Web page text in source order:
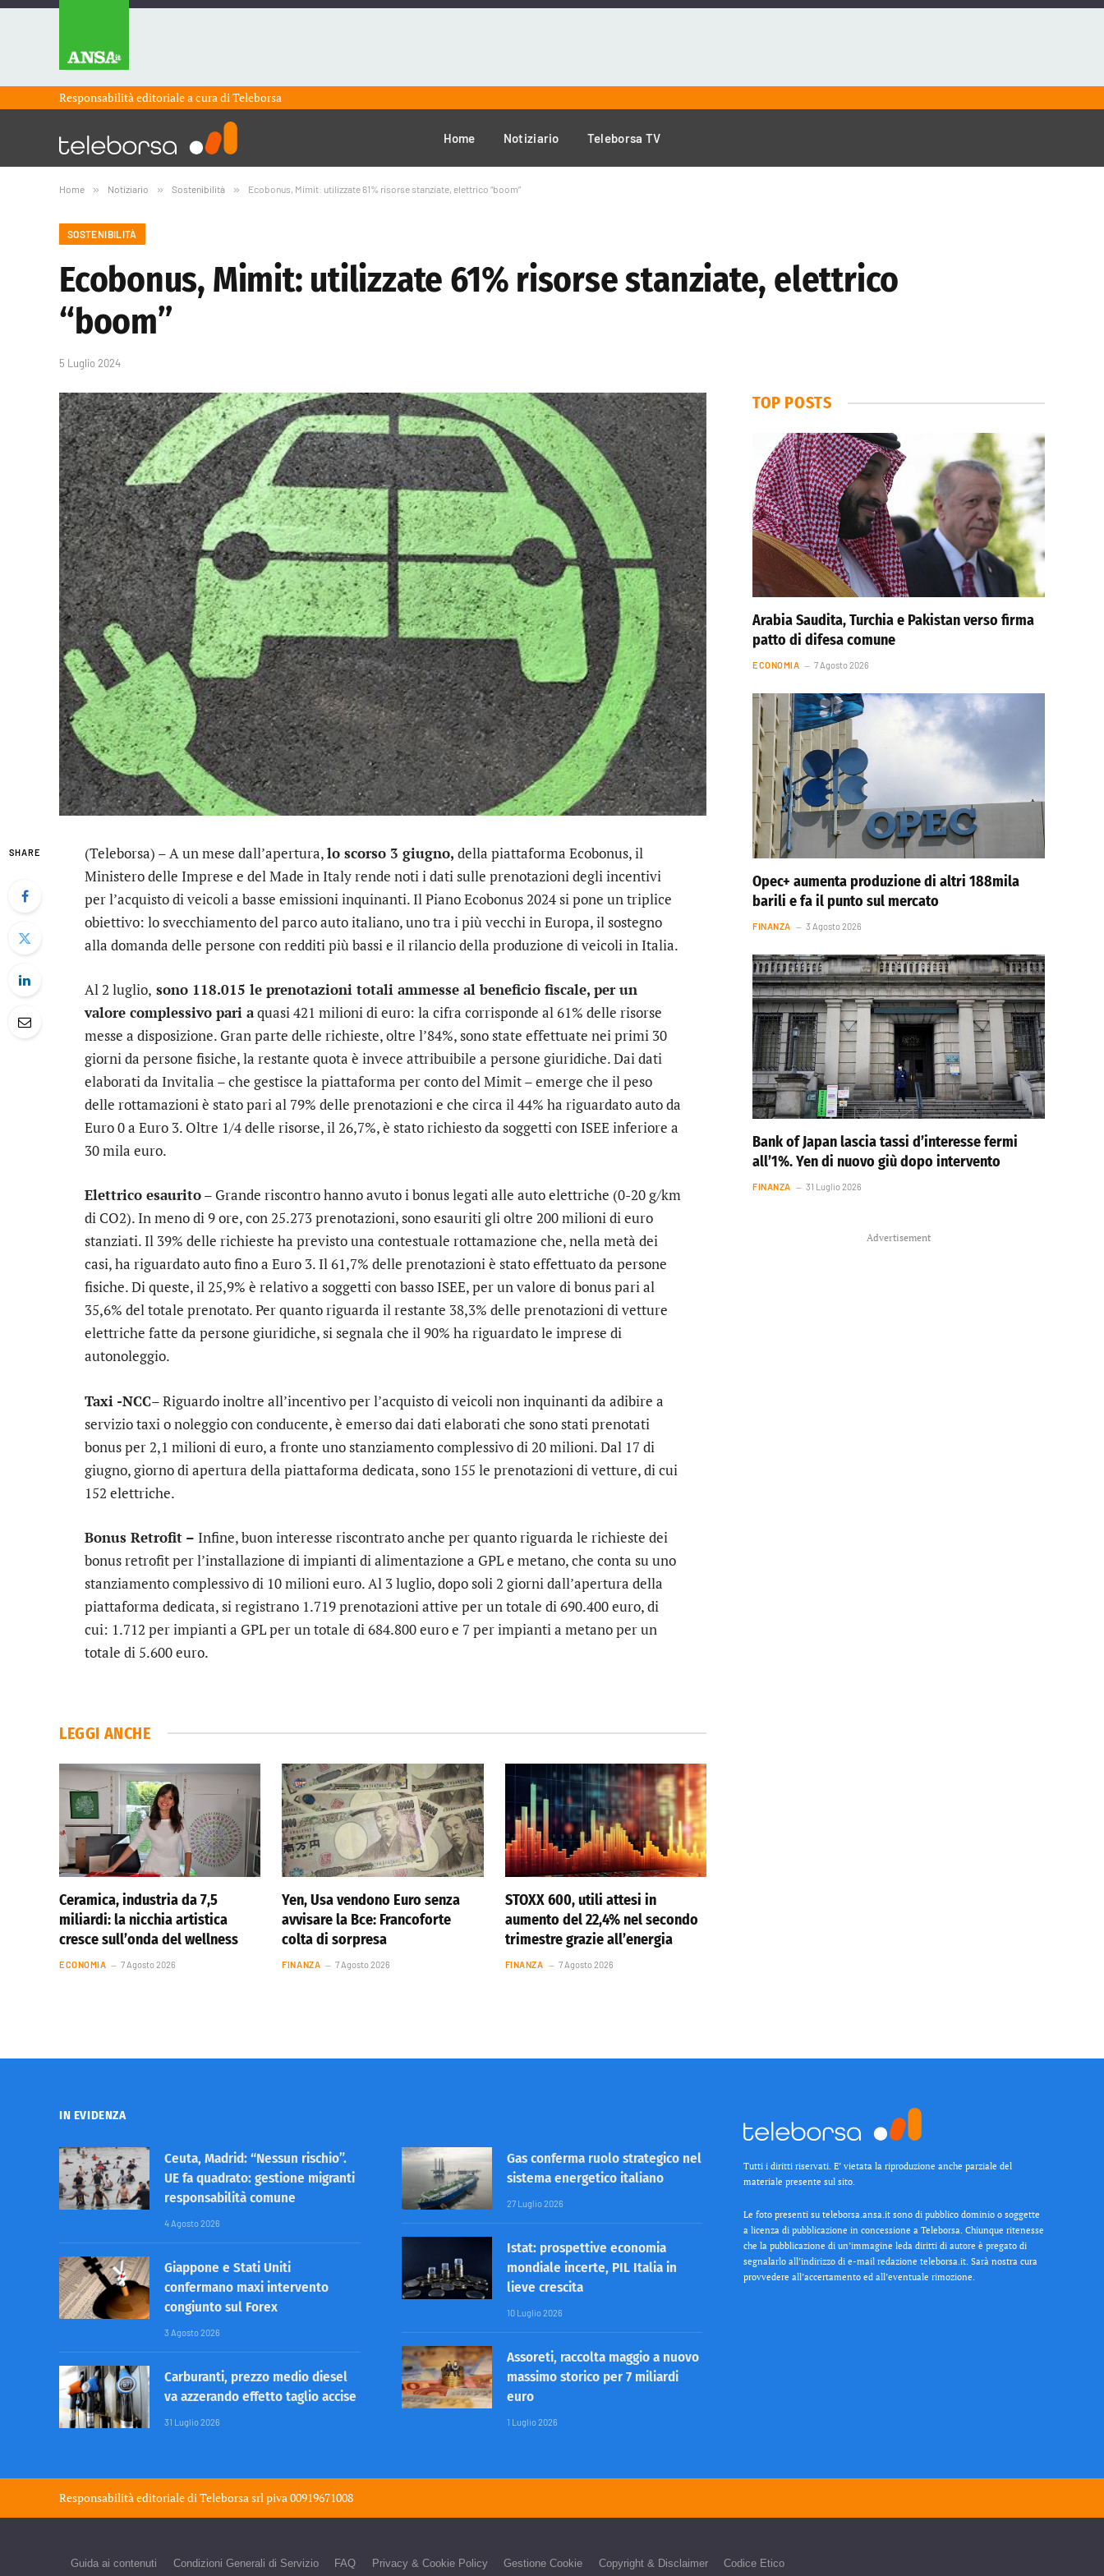
Responsabilità editoriale a cura diTeleborsa
Home Notiziario Teleborsa TV
Home » Notiziario » Sostenibilità » Ecobonus, Mimit: utilizzate 61% risorse stanziate, elettrico “boom”
SOSTENIBILITÀ
Ecobonus, Mimit: utilizzate 61% risorse stanziate, elettrico
“boom”
5 Luglio 2024
SHARE (Teleborsa) – A un mese dall’apertura,lo scorso 3 giugno, della piattaforma Ecobonus, il
Ministero delle Imprese e del Made in Italy rende noti i dati sulle prenotazioni degli incentivi
per l’acquisto di veicoli a basse emissioni inquinanti. Il Piano Ecobonus 2024 si pone un triplice
obiettivo: lo svecchiamento del parco auto italiano, uno tra i più vecchi in Europa, il sostegno
alla domanda delle persone con redditi più bassi e il rilancio della produzione di veicoli in Italia.
Al 2 luglio, sono 118.015 le prenotazioni totali ammesse al beneficio fiscale, per un
valore complessivo pari aquasi 421 milioni di euro: la cifra corrisponde al 61% delle risorse
messe a disposizione. Gran parte delle richieste, oltre l’84%, sono state effettuate nei primi 30
giorni da persone fisiche, la restante quota è invece attribuibile a persone giuridiche. Dai dati
elaborati da Invitalia – che gestisce la piattaforma per conto del Mimit – emerge che il peso
delle rottamazioni è stato pari al 79% delle prenotazioni e che circa il 44% ha riguardato auto da
Euro 0 a Euro 3. Oltre 1/4 delle risorse, il 26,7%, è stato richiesto da soggetti con ISEE inferiore a
30 mila euro.
Elettrico esaurito– Grande riscontro hanno avuto i bonus legati alle auto elettriche (0-20 g/km
di CO2). In meno di 9 ore, con 25.273 prenotazioni, sono esauriti gli oltre 200 milioni di euro
stanziati. Il 39% delle richieste ha previsto una contestuale rottamazione che, nella metà dei
casi, ha riguardato auto fino a Euro 3. Il 61,7% delle prenotazioni è stato effettuato da persone
fisiche. Di queste, il 25,9% è relativo a soggetti con basso ISEE, per un valore di bonus pari al
35,6% del totale prenotato. Per quanto riguarda il restante 38,3% delle prenotazioni di vetture
elettriche fatte da persone giuridiche, si segnala che il 90% ha riguardato le imprese di
autonoleggio.
Taxi -NCC– Riguardo inoltre all’incentivo per l’acquisto di veicoli non inquinanti da adibire a
servizio taxi o noleggio con conducente, è emerso dai dati elaborati che sono stati prenotati
bonus per 2,1 milioni di euro, a fronte uno stanziamento complessivo di 20 milioni. Dal 17 di
giugno, giorno di apertura della piattaforma dedicata, sono 155 le prenotazioni di vetture, di cui
152 elettriche.
Bonus Retrofit – Infine, buon interesse riscontrato anche per quanto riguarda le richieste dei
bonus retrofit per l’installazione di impianti di alimentazione a GPL e metano, che conta su uno
stanziamento complessivo di 10 milioni euro. Al 3 luglio, dopo soli 2 giorni dall’apertura della
piattaforma dedicata, si registrano 1.719 prenotazioni attive per un totale di 690.400 euro, di
cui: 1.712 per impianti a GPL per un totale di 684.800 euro e 7 per impianti a metano per un
totale di 5.600 euro.
LEGGI ANCHE
Ceramica, industria da 7,5
miliardi: la nicchia artistica
cresce sull’onda del wellness
ECONOMIA 7 Agosto 2026
Yen, Usa vendono Euro senza
avvisare la Bce: Francoforte
colta di sorpresa
FINANZA 7 Agosto 2026
STOXX 600, utili attesi in
aumento del 22,4% nel secondo
trimestre grazie all’energia
FINANZA 7 Agosto 2026
TOP POSTS
Arabia Saudita, Turchia e Pakistan verso firma
patto di difesa comune
ECONOMIA 7 Agosto 2026
Opec+ aumenta produzione di altri 188mila
barili e fa il punto sul mercato
FINANZA 3 Agosto 2026
Bank of Japan lascia tassi d’interesse fermi
all’1%. Yen di nuovo giù dopo intervento
FINANZA 31 Luglio 2026
Advertisement
IN EVIDENZA
Ceuta, Madrid: “Nessun rischio”.
UE fa quadrato: gestione migranti
responsabilità comune
4 Agosto 2026
Giappone e Stati Uniti
confermano maxi intervento
congiunto sul Forex
3 Agosto 2026
Carburanti, prezzo medio diesel
va azzerando effetto taglio accise
31 Luglio 2026
Gas conferma ruolo strategico nel
sistema energetico italiano
27 Luglio 2026
Istat: prospettive economia
mondiale incerte, PIL Italia in
lieve crescita
10 Luglio 2026
Assoreti, raccolta maggio a nuovo
massimo storico per 7 miliardi
euro
1 Luglio 2026
Tutti i diritti riservati. E’ vietata la riproduzione anche parziale del
materiale presente sul sito.
Le foto presenti su teleborsa.ansa.it sono di pubblico dominio o soggette
a licenza di pubblicazione in concessione a Teleborsa. Chiunque ritenesse
che la pubblicazione di un’immagine leda diritti di autore è pregato di
segnalarlo all’indirizzo di e-mail redazione teleborsa.it. Sarà nostra cura
provvedere all’accertamento ed all’eventuale rimozione.
Responsabilità editoriale diTeleborsa srlpiva 00919671008
Guida ai contenuti Condizioni Generali di Servizio FAQ Privacy & Cookie Policy Gestione Cookie Copyright & Disclaimer Codice Etico